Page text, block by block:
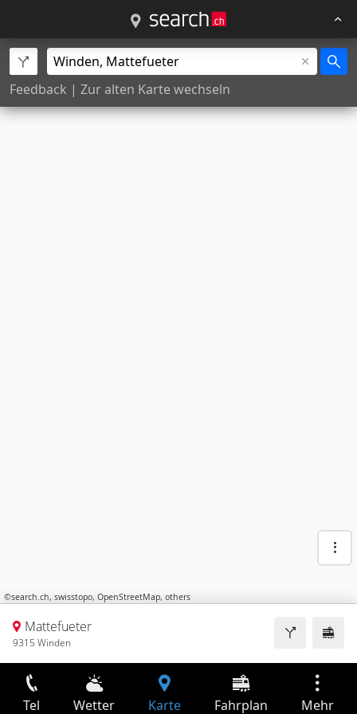
Feedback | Zur alten Karte wechseln
©search.ch, swisstopo, OpenStreetMap, others
Mattefueter
9315 Winden
Tel Wetter Karte Fahrplan Mehr